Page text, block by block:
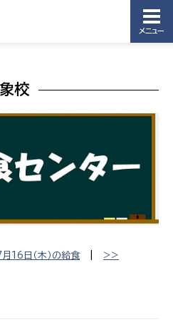
メニュー
校
16日（木）の給食 >>